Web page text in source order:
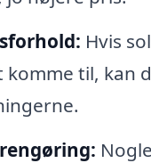
Hvis
til, kan